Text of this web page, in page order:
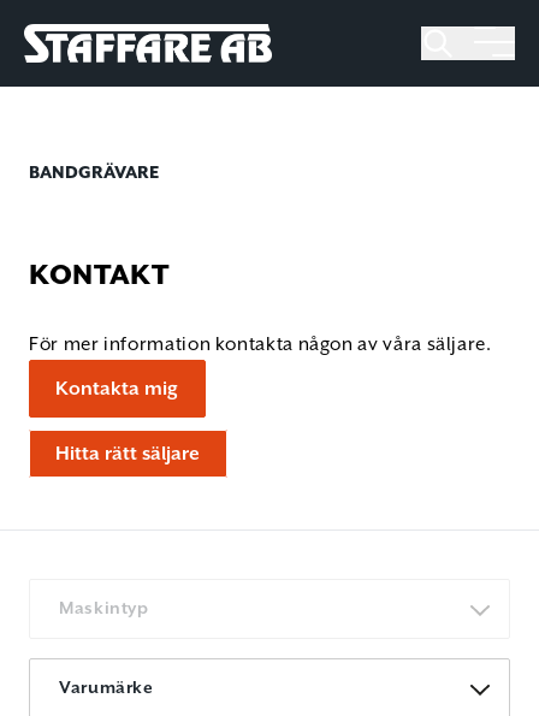
Staffare AB
BANDGRÄVARE
KONTAKT
För mer information kontakta någon av våra säljare.
Kontakta mig
Hitta rätt säljare
Maskintyp
Varumärke